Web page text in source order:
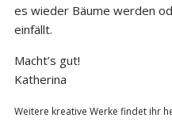
es wieder Bäume werden
einfällt.
Macht’s gut!
Katherina
Weitere kreative Werke findet ihr